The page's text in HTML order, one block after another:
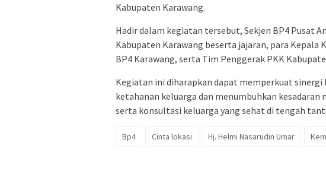
Kabupaten Karawang.
Hadir dalam kegiatan tersebut, Sekjen BP4 Pusat
Kabupaten Karawang beserta jajaran, para Kepala
BP4 Karawang, serta Tim Penggerak PKK
Kegiatan ini diharapkan dapat memperkuat
ketahanan keluarga dan menumbuhkan
serta konsultasi keluarga yang sehat di tengah
Bp4 Cinta lokasi Hj. Helmi Nasarudin Umar